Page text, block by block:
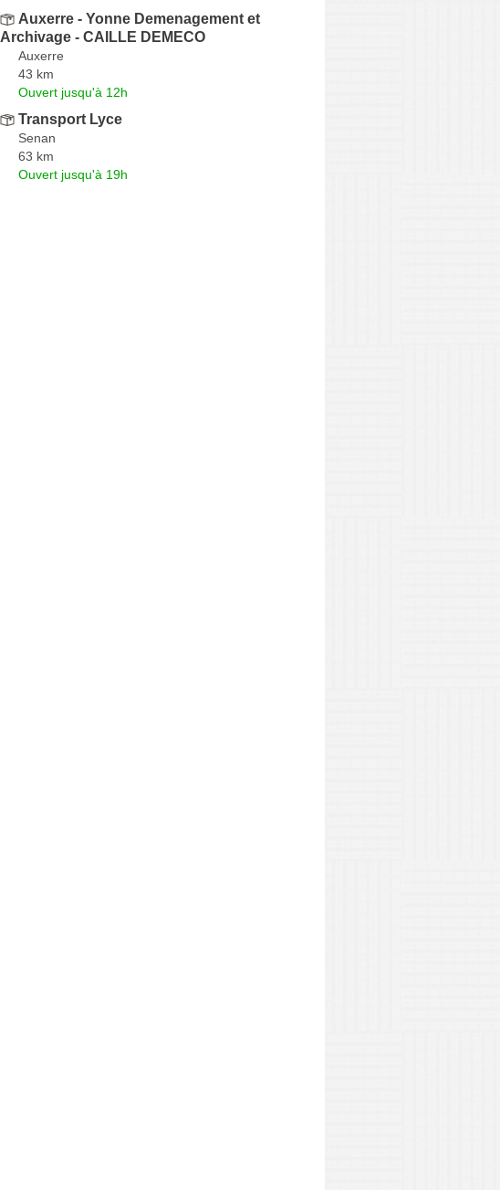
Auxerre - Yonne Demenagement et
Archivage - CAILLE DEMECO
Auxerre
43 km
Ouvert jusqu'à 12h
Transport Lyce
Senan
63 km
Ouvert jusqu'à 19h